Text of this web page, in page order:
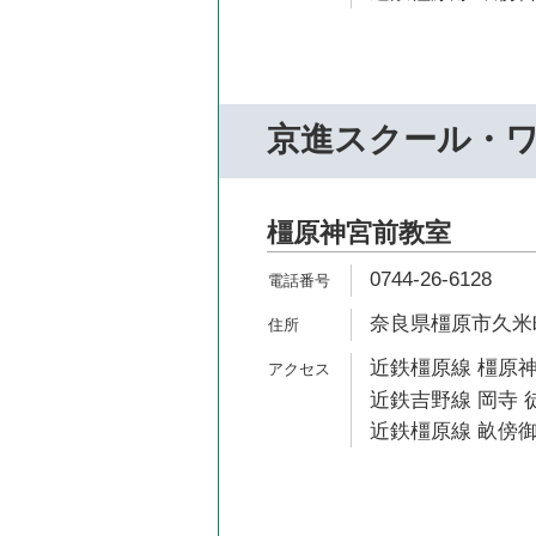
京進スクール・
橿原神宮前教室
0744-26-6128
奈良県橿原市久
近鉄橿原線 橿原
近鉄吉野線 岡寺
近鉄橿原線 畝傍